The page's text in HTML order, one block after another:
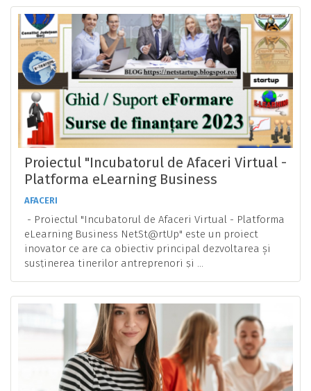
Proiectul "Incubatorul de Afaceri Virtual -
Platforma eLearning Business
NetSt@rtUp" - Un Parteneriat pentru
Dezvoltarea Tinerilor Antreprenori din
Gorj
AFACERI
- Proiectul "Incubatorul de Afaceri Virtual - Platforma
eLearning Business NetSt@rtUp" este un proiect
inovator ce are ca obiectiv principal dezvoltarea și
susținerea tinerilor antreprenori și ...